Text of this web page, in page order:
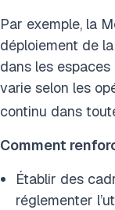
Par exemple, la
déploiement de
dans les espaces
varie selon les
continu dans
Comment
Établir des
réglementer